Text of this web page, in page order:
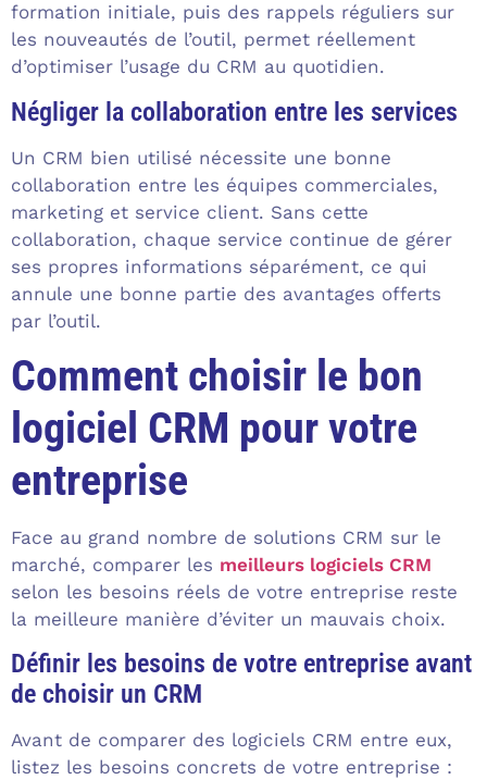
formation initiale, puis des rappels réguliers sur
les nouveautés de l’outil, permet réellement
d’optimiser l’usage du CRM au quotidien.
Négliger la collaboration entre les services
Un CRM bien utilisé nécessite une bonne
collaboration entre les équipes commerciales,
marketing et service client. Sans cette
collaboration, chaque service continue de gérer
ses propres informations séparément, ce qui
annule une bonne partie des avantages offerts
par l’outil.
Comment choisir le bon
logiciel CRM pour votre
entreprise
Face au grand nombre de solutions CRM sur le
marché, comparer les meilleurs logiciels CRM
selon les besoins réels de votre entreprise reste
la meilleure manière d’éviter un mauvais choix.
Définir les besoins de votre entreprise avant
de choisir un CRM
Avant de comparer des logiciels CRM entre eux,
listez les besoins concrets de votre entreprise :